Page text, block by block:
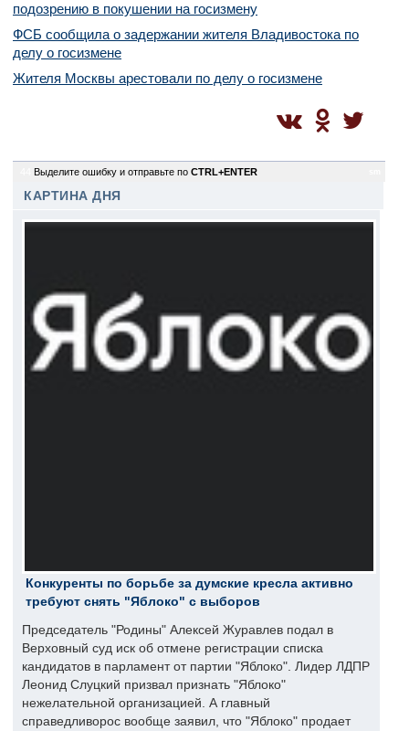
подозрению в покушении на госизмену
ФСБ сообщила о задержании жителя Владивостока по
делу о госизмене
Жителя Москвы арестовали по делу о госизмене
Выделите ошибку и отправьте по CTRL+ENTER
КАРТИНА ДНЯ
Конкуренты по борьбе за думские кресла активно
требуют снять "Яблоко" с выборов
Председатель "Родины" Алексей Журавлев подал в
Верховный суд иск об отмене регистрации списка
кандидатов в парламент от партии "Яблоко". Лидер ЛДПР
Леонид Слуцкий призвал признать "Яблоко"
нежелательной организацией. А главный
справедливорос вообще заявил, что "Яблоко" продает